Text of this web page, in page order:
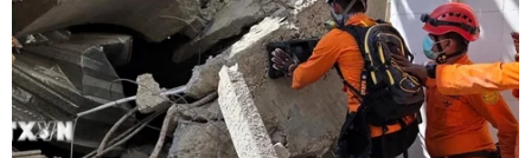
THỦY
Sở hữu trí tuệ
Quy định sử dụng
RSS
Hỗ trợ